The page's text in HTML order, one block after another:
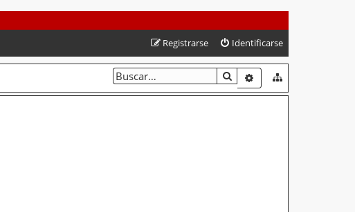
Identificarse
Registrarse
BUSCARBÚSQUEDA